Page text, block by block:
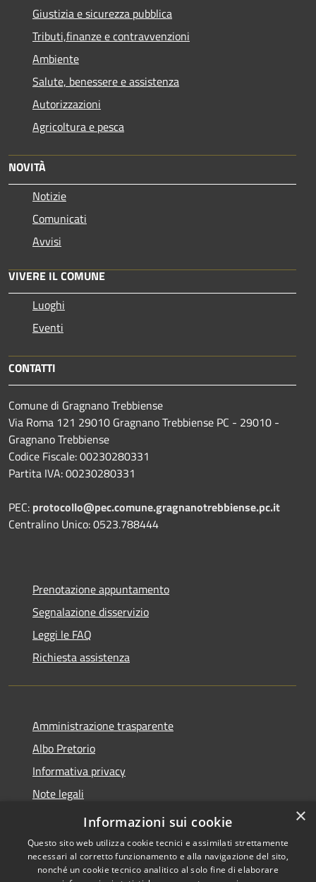
Giustizia e sicurezza pubblica
Tributi,finanze e contravvenzioni
Ambiente
Salute, benessere e assistenza
Autorizzazioni
Agricoltura e pesca
NOVITÀ
Notizie
Comunicati
Avvisi
VIVERE IL COMUNE
Luoghi
Eventi
CONTATTI
Comune di Gragnano Trebbiense
Via Roma 121 29010 Gragnano Trebbiense PC - 29010 -
Gragnano Trebbiense
Codice Fiscale: 00230280331
Partita IVA: 00230280331
PEC: protocollo@pec.comune.gragnanotrebbiense.pc.it
Centralino Unico: 0523.788444
Prenotazione appuntamento
Segnalazione disservizio
Leggi le FAQ
Richiesta assistenza
Amministrazione trasparente
Albo Pretorio
Informativa privacy
Note legali
Dichiarazione di accessibilità
×
Informazioni sui cookie
Questo sito web utilizza cookie tecnici e assimilati strettamente
necessari al corretto funzionamento e alla navigazione del sito,
nonché un cookie tecnico analitico al solo fine di elaborare